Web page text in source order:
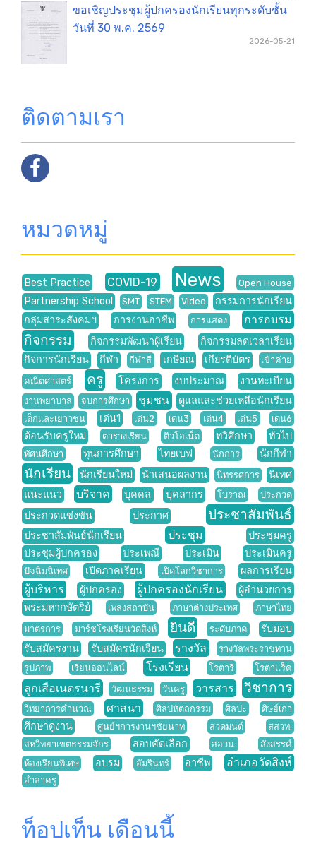
ขอเชิญประชุมผู้ปกครองนักเรียนทุกระดับชั้น
วันที่ 30 พ.ค. 2569
2026-05-21
ติดตามเรา
หมวดหมู่
Best Practice COVID-19 News Open House
Partnership School SMT STEM Video
กรรมการนักเรียน
กลุ่มสาระสังคมฯ
การงานอาชีพ การแสดง การอบรม
กิจกรรม กิจกรรมพัฒนาผู้เรียน
กิจกรรมลดเวลาเรียน
กิจการนักเรียน
กีฬา กีฬาสี เกษียณ เกียรติบัตร
เข้าค่าย
คณิตศาสตร์
ครู โครงการ งบประมาณ งานทะเบียน
งานพยาบาล จบการศึกษา ชุมชน ดูแลและช่วยเหลือนักเรียน
เด็กและเยาวชน เด่น1 เด่น2 เด่น3 เด่น4 เด่น5 เด่น6
ต้อนรับครูใหม่ ตารางเรียน ติวโอเน็ต ทวิศึกษา ทั่วไป
ทัศนศึกษา ทุนการศึกษา ไทยเบฟ นักการ นักกีฬา
นักเรียน นักเรียนใหม่ นำเสนอผลงาน นิทรรศการ
นิเทศ
แนะแนว
บริจาค บุคคล บุคลากร โบราณ ประกวด
ประกวดแข่งขัน ประกาศ ประชาสัมพันธ์
ประชาสัมพันธ์นักเรียน ประชุม
ประชุมครู
ประชุมผู้ปกครอง
ประเพณี ประเมิน ประเมินครู
ปัจฉิมนิเทศ เปิดภาคเรียน เปิดโลกวิชาการ ผลการเรียน
ผู้บริหาร ผู้ปกครอง ผู้ปกครองนักเรียน
ผู้อำนวยการ
พระมหากษัตริย์
เพลงสถาบัน ภาษาต่างประเทศ
ภาษาไทย
มาตรการ
มาร์ชโรงเรียนวัดสิงห์ ยินดี ระดับภาค
รับมอบ
รับสมัครงาน
รับสมัครนักเรียน รางวัล
รางวัลพระราชทาน
รูปภาพ
เรียนออนไลน์ โรงเรียน โรตารี โรตาแร็ค
ลูกเสือเนตรนารี วัฒนธรรม วันครู วารสาร วิชาการ
วิทยาการคำนวณ ศาสนา ศิลปหัตถกรรม ศิลปะ ศิษย์เก่า
ศึกษาดูงาน ศูนย์ฯการงานฯชัยนาท สวดมนต์
สสวท.
สหวิทยาเขตธรรมจักร
สอบคัดเลือก สอวน.
สังสรรค์
ห้องเรียนพิเศษ
อบรม อัมรินทร์ อาชีพ อำเภอวัดสิงห์
อำลาครู
ท็อปเท็น เดือนนี้